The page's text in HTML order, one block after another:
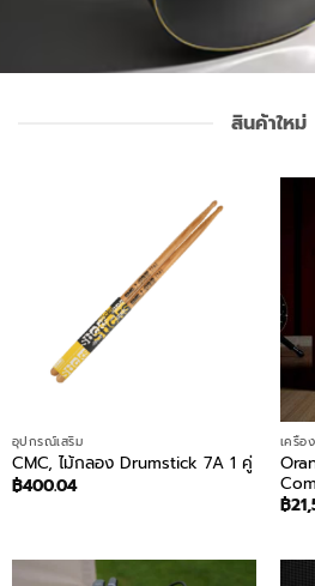
สินค้าใหม่
อุปกรณ์เสริม
CMC, ไม้กลอง Drumstick 7A 1 คู่
฿400.04
เครื่อ
฿